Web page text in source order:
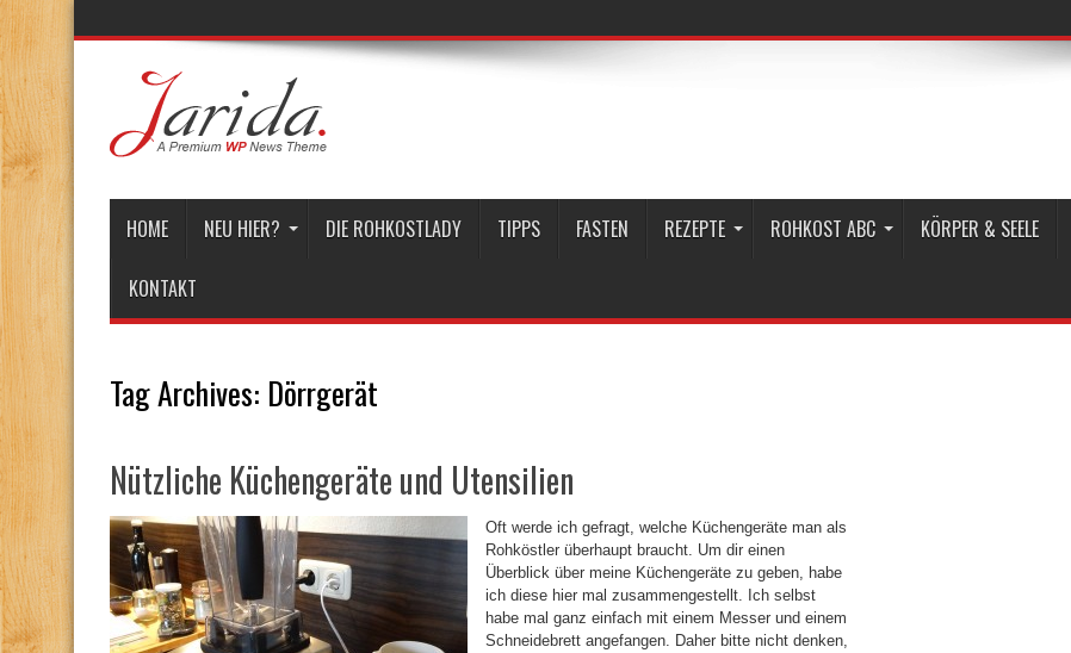
HOME NEU HIER? DIE ROHKOSTLADY TIPPS FASTEN REZEPTE ROHKOST ABC KÖRPER & SEELE
KONTAKT
Tag Archives: Dörrgerät
Nützliche Küchengeräte und Utensilien
Oft werde ich gefragt, welche Küchengeräte man als
Rohköstler überhaupt braucht. Um dir einen
Überblick über meine Küchengeräte zu geben, habe
ich diese hier mal zusammengestellt. Ich selbst
habe mal ganz einfach mit einem Messer und einem
Schneidebrett angefangen. Daher bitte nicht denken,